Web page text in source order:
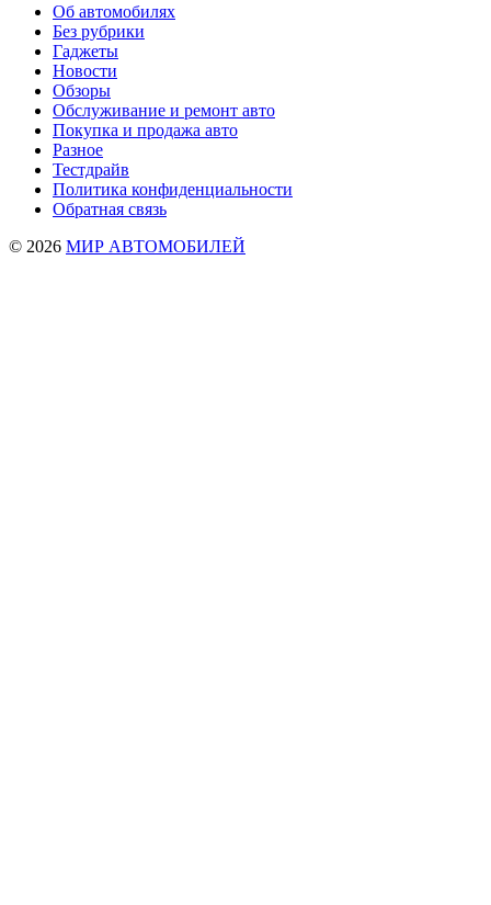
Об автомобилях
Без рубрики
Гаджеты
Новости
Обзоры
Обслуживание и ремонт авто
Покупка и продажа авто
Разное
Тестдрайв
Политика конфиденциальности
Обратная связь
© 2026 МИР АВТОМОБИЛЕЙ